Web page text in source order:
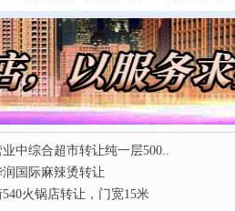
中综合超市转让纯一层500..
国际麻辣烫转让
540火锅店转让，门宽15米